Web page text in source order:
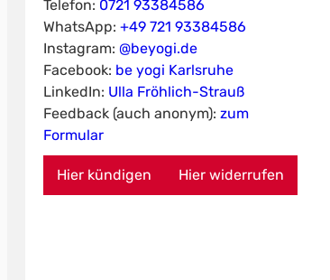
Telefon: 0721 93384586
WhatsApp: +49 721 93384586
Instagram: @beyogi.de
Facebook: be yogi Karlsruhe
LinkedIn: Ulla Fröhlich-Strauß
Feedback (auch anonym): zum
Formular
Hier kündigen Hier widerrufen